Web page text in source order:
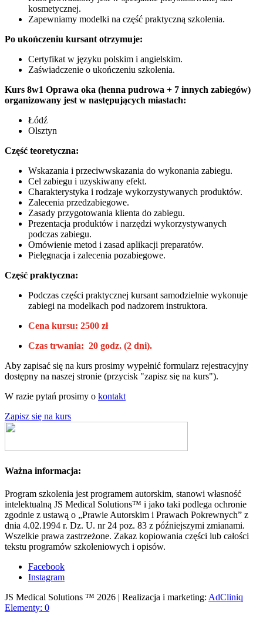
kosmetycznej.
Zapewniamy modelki na część praktyczną szkolenia.
Po ukończeniu kursant otrzymuje:
Certyfikat w języku polskim i angielskim.
Zaświadczenie o ukończeniu szkolenia.
Kurs 8w1 Oprawa oka (henna pudrowa + 7 innych zabiegów)
organizowany jest w następujących miastach:
Łódź
Olsztyn
Część teoretyczna:
Wskazania i przeciwwskazania do wykonania zabiegu.
Cel zabiegu i uzyskiwany efekt.
Charakterystyka i rodzaje wykorzystywanych produktów.
Zalecenia przedzabiegowe.
Zasady przygotowania klienta do zabiegu.
Prezentacja produktów i narzędzi wykorzystywanych
podczas zabiegu.
Omówienie metod i zasad aplikacji preparatów.
Pielęgnacja i zalecenia pozabiegowe.
Część praktyczna:
Podczas części praktycznej kursant samodzielnie wykonuje
zabiegi na modelkach pod nadzorem instruktora.
Cena kursu: 2500 zł
Czas trwania: 20 godz. (2 dni).
Aby zapisać się na kurs prosimy wypełnić formularz rejestracyjny
dostępny na naszej stronie (przycisk "zapisz się na kurs").
W razie pytań prosimy o kontakt
Zapisz się na kurs
Ważna informacja:
Program szkolenia jest programem autorskim, stanowi własność
intelektualną JS Medical Solutions™ i jako taki podlega ochronie
zgodnie z ustawą o „Prawie Autorskim i Prawach Pokrewnych” z
dnia 4.02.1994 r. Dz. U. nr 24 poz. 83 z późniejszymi zmianami.
Wszelkie prawa zastrzeżone. Zakaz kopiowania części lub całości
tekstu programów szkoleniowych i opisów.
Facebook
Instagram
JS Medical Solutions ™ 2026 | Realizacja i marketing: AdCliniq
Elementy: 0